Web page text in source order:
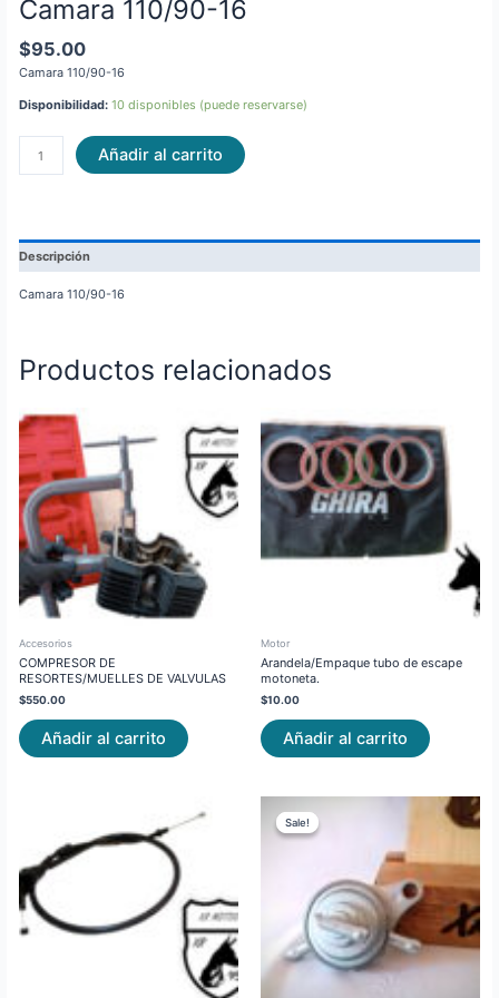
Camara 110/90-16
$95.00
Camara 110/90-16
Disponibilidad: 10 disponibles (puede reservarse)
Añadir al carrito
Descripción
Camara 110/90-16
Productos relacionados
Accesorios
COMPRESOR DE
RESORTES/MUELLES DE VALVULAS
$550.00
Añadir al carrito
Motor
Arandela/Empaque tubo de escape
motoneta.
$10.00
Añadir al carrito
Sale!
Sale!
price
was:
$75.00.